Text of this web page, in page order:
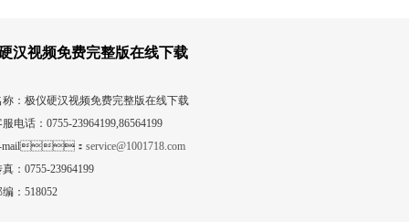
汉视频免费完整版在线下载
：极仪硬汉视频免费完整版在线下载
电话：0755-23964199,86564199
mail： service@1001718.com
：0755-23964199
：518052